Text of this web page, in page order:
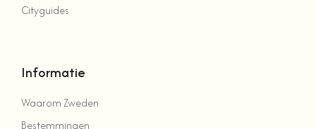
Cityguides
Informatie
Waarom Zweden
Bestemmingen